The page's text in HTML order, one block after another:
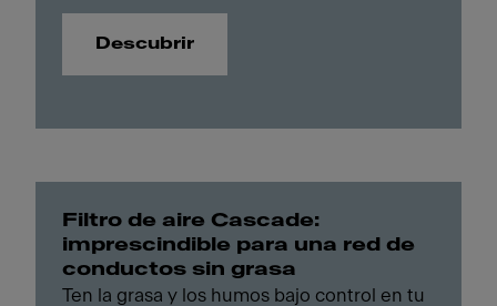
Descubrir
Filtro de aire Cascade:
imprescindible para una red de
conductos sin grasa
Ten la grasa y los humos bajo control en tu